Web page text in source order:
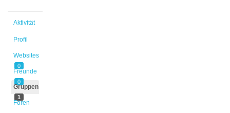
Aktivität
Profil
Websites
0
Freunde
0
Gruppen
1
Foren